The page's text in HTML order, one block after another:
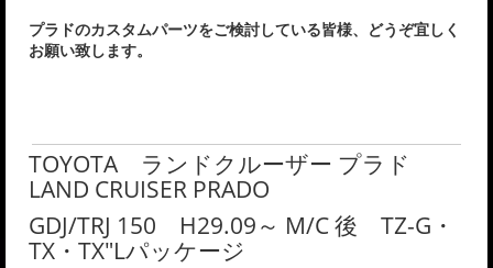
プラドのカスタムパーツをご検討している皆様、どうぞ宜しく
お願い致します。
TOYOTA ランドクルーザー プラド
LAND CRUISER PRADO
GDJ/TRJ 150 H29.09～ M/C 後 TZ-G・
TX・TX"Lパッケージ